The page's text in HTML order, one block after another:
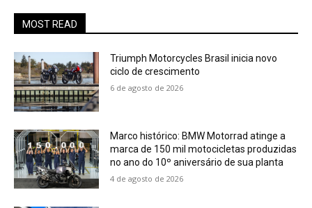
MOST READ
Triumph Motorcycles Brasil inicia novo
ciclo de crescimento
6 de agosto de 2026
Marco histórico: BMW Motorrad atinge a
marca de 150 mil motocicletas produzidas
no ano do 10º aniversário de sua planta
4 de agosto de 2026